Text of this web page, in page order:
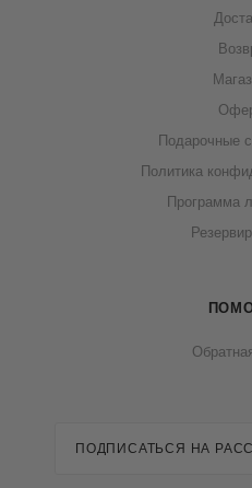
Подарочные
Политика
Программа
ПОДПИСАТЬСЯ НА